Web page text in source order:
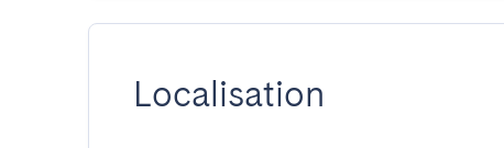
Localisation